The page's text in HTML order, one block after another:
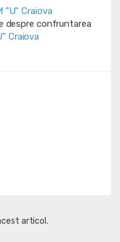
"U" Craiova
despre confruntarea
Craiova
articol.